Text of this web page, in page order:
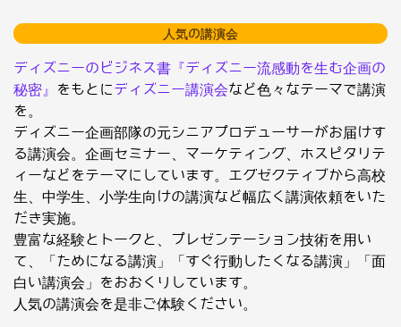
人気の講演会
ディズニーのビジネス書『ディズニー流感動を生む企画の
秘密』
をもとにディズニー講演会など色々なテーマで講演
を。
ディズニー企画部隊の元シニアプロデューサーがお届けす
る講演会。企画セミナー、マーケティング、ホスピタリテ
ィーなどをテーマにしています。エグゼクティブから高校
生、中学生、小学生向けの講演など幅広く講演依頼をいた
だき実施。
豊富な経験とトークと、プレゼンテーション技術を用い
て、「ためになる講演」「すぐ行動したくなる講演」「面
白い講演会」をおおくりしています。
人気の講演会を是非ご体験ください。